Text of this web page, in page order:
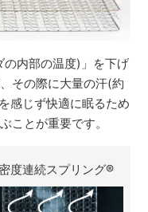
の内部の温度)」を下げ
その際に大量の汗(約
感じず快適に眠るため
ことが重要です。
度連続スプリング®